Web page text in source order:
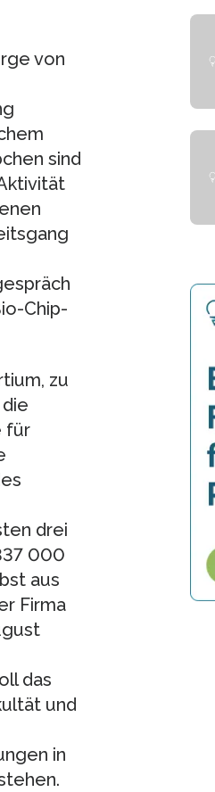
von
sind
Chip-
zu
für
drei
000
aus
Firma
das
und
in